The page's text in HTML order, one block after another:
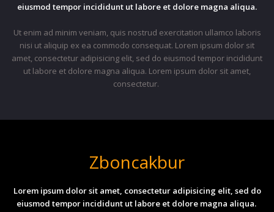
eiusmod tempor incididunt ut labore et dolore magna aliqua.
Ut enim ad minim veniam, quis nostrud exercitation ullamco laboris
nisi ut aliquip ex ea commodo consequat. Lorem ipsum dolor sit
amet, consectetur adipisicing elit, sed do eiusmod tempor incididunt
ut labore et dolore magna aliqua. Lorem ipsum dolor sit amet,
consectetur.
Zboncakbur
Lorem ipsum dolor sit amet, consectetur adipisicing elit, sed do
eiusmod tempor incididunt ut labore et dolore magna aliqua.